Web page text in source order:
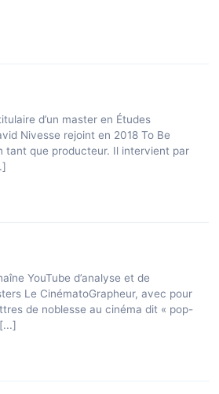
d’un master en Études
Nivesse rejoint en 2018 To Be
tant que producteur. Il intervient par
YouTube d’analyse et de
Le CinématoGrapheur, avec pour
de noblesse au cinéma dit « pop-
[...]